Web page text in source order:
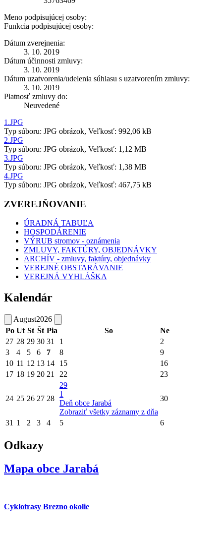
Meno podpisujúcej osoby:
Funkcia podpisujúcej osoby:
Dátum zverejnenia:
3. 10. 2019
Dátum účinnosti zmluvy:
3. 10. 2019
Dátum uzatvorenia/udelenia súhlasu s uzatvorením zmluvy:
3. 10. 2019
Platnosť zmluvy do:
Neuvedené
1.JPG
Typ súboru: JPG obrázok, Veľkosť: 992,06 kB
2.JPG
Typ súboru: JPG obrázok, Veľkosť: 1,12 MB
3.JPG
Typ súboru: JPG obrázok, Veľkosť: 1,38 MB
4.JPG
Typ súboru: JPG obrázok, Veľkosť: 467,75 kB
ZVEREJŇOVANIE
ÚRADNÁ TABUĽA
HOSPODÁRENIE
VÝRUB stromov - oznámenia
ZMLUVY, FAKTÚRY, OBJEDNÁVKY
ARCHÍV - zmluvy, faktúry, objednávky
VEREJNÉ OBSTARÁVANIE
VEREJNÁ VYHLÁŠKA
Kalendár
August2026
Po Ut St Št Pia So
Ne
27 28 29 30 31 1
2
3
4 5 6 7 8
9
10 11 12 13 14 15
16
17 18 19 20 21 22 23
24 25 26 27 28
29
1
Deň obce Jarabá
Zobraziť všetky záznamy z dňa
30
31 1 2 3 4 5 6
Odkazy
Mapa obce Jarabá
Cyklotrasy Brezno okolie